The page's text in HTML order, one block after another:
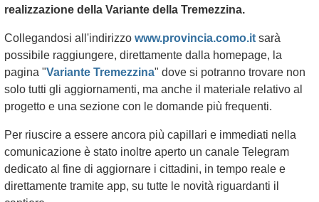
realizzazione della Variante della Tremezzina.
Collegandosi all'indirizzo www.provincia.como.it sarà
possibile raggiungere, direttamente dalla homepage, la
pagina "Variante Tremezzina" dove si potranno trovare non
solo tutti gli aggiornamenti, ma anche il materiale relativo al
progetto e una sezione con le domande più frequenti.
Per riuscire a essere ancora più capillari e immediati nella
comunicazione è stato inoltre aperto un canale Telegram
dedicato al fine di aggiornare i cittadini, in tempo reale e
direttamente tramite app, su tutte le novità riguardanti il